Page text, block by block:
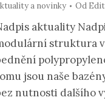
a novinky Od
aktuality
struktura
jsou naše
nutnosti dalšího